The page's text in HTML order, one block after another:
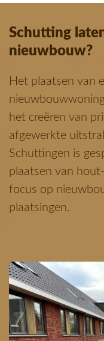
Schutting
nieuwbouw?
Het plaatsen van
het creëren van
afgewerkte
Schuttingen is
plaatsen van
focus op
plaatsingen.